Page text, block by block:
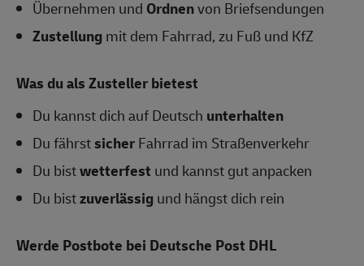
Übernehmen und Ordnenvon Briefsendungen
Zustellungmit dem Fahrrad, zu Fuß und KfZ
Was du als Zusteller bietest
Du kannst dich auf Deutsch unterhalten
Du fährstsicherFahrrad im Straßenverkehr
Du bistwetterfest und kannst gut anpacken
Du bistzuverlässigund hängst dich rein
Werde Postbote bei Deutsche Post DHL